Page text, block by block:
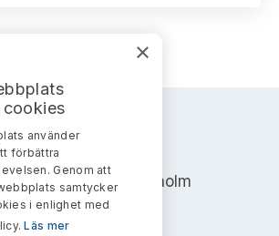
7354, 103 90 Stockholm
×
cookies
använder
förbättra
Genom att
samtycker
i enlighet med
Läs mer